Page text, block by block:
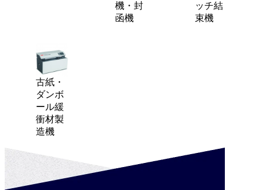
機・封
函機
ッチ結
束機
古紙・
ダンボ
ール緩
衝材製
造機